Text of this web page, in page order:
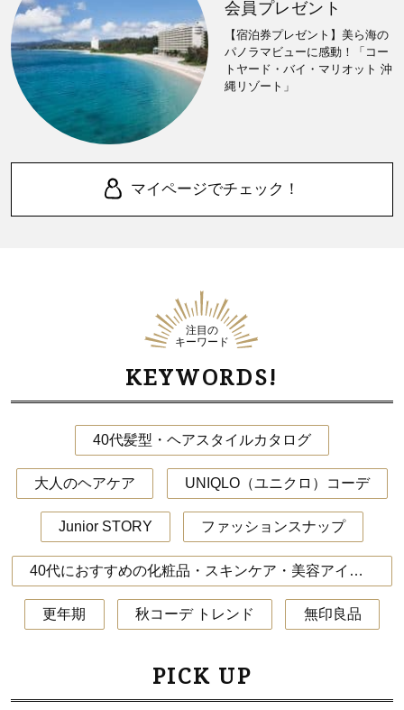
会員プレゼント
【宿泊券プレゼント】美ら海の
パノラマビューに感動！「コー
トヤード・バイ・マリオット 沖
縄リゾート」
マイページでチェック！
注目の
キーワード
KEYWORDS!
40代髪型・ヘアスタイルカタログ
大人のヘアケア UNIQLO（ユニクロ）コーデ
Junior STORY ファッションスナップ
40代におすすめの化粧品・スキンケア・美容アイテム
更年期 秋コーデ トレンド 無印良品
PICK UP